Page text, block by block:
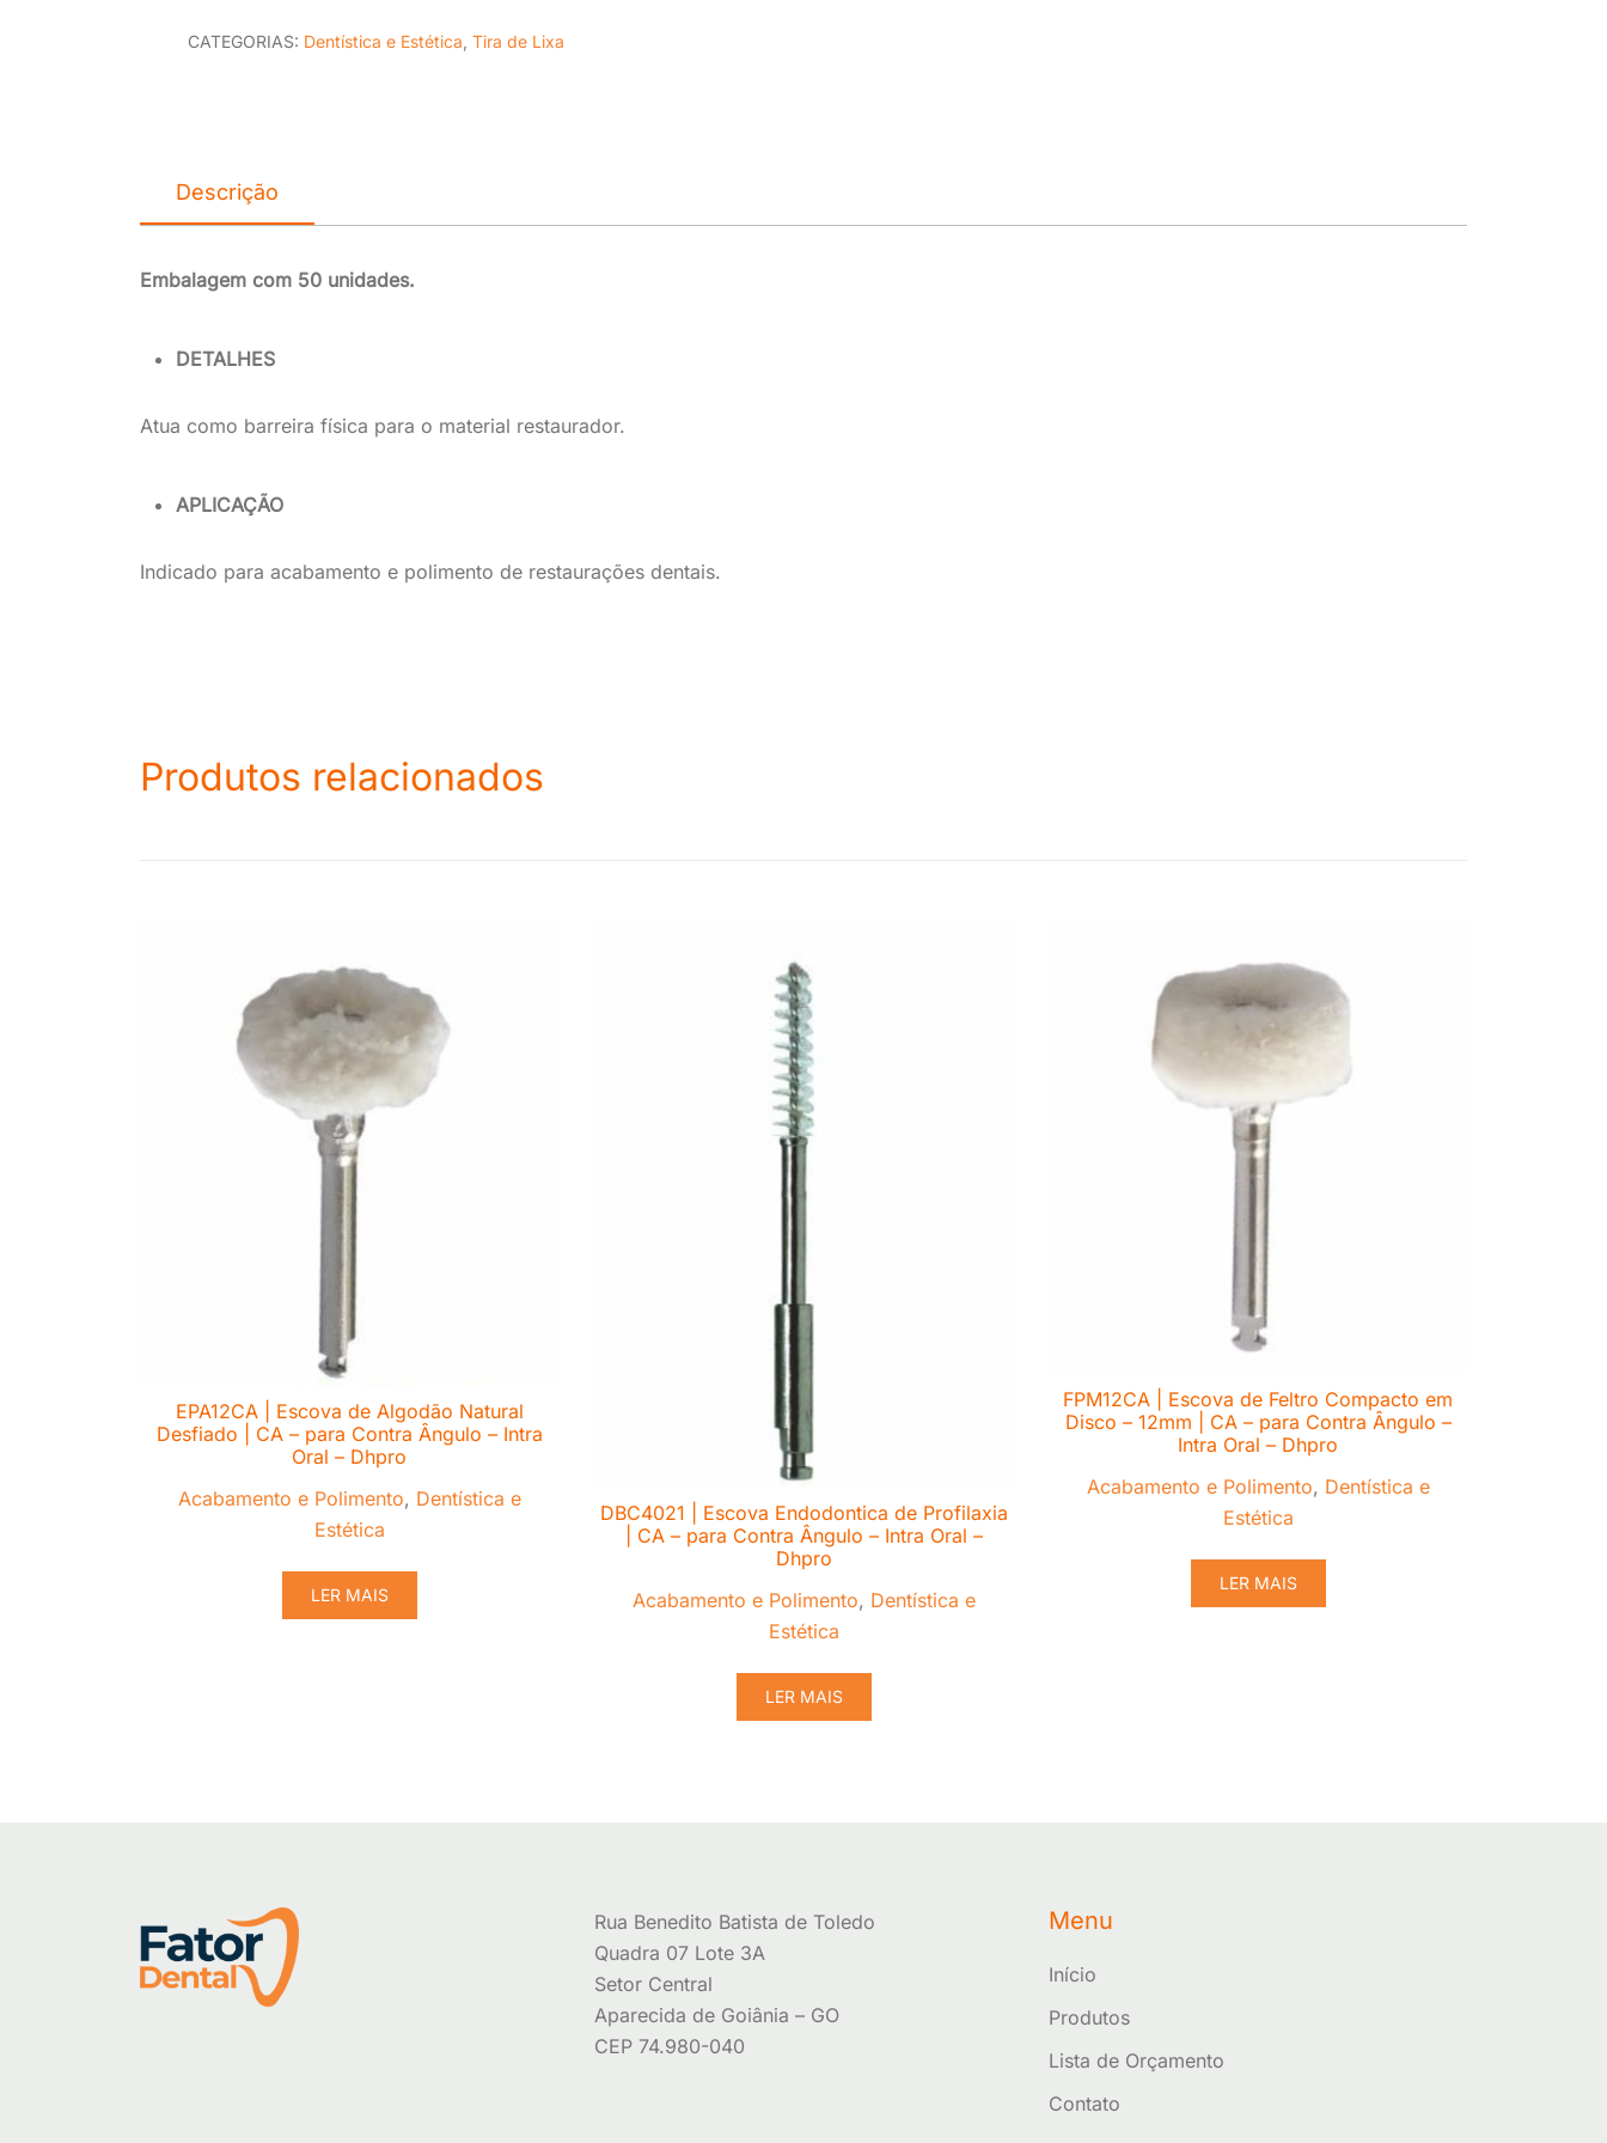
CATEGORIAS: Dentística e Estética Tira de Lixa
Descrição
Embalagem com 50 unidades.
DETALHES
Atua como barreira física para o material restaurador.
APLICAÇÃO
Indicado para acabamento e polimento de restaurações dentais.
Produtos relacionados
EPA12CA | Escova de Algodão Natural
Desfiado | CA – para Contra Ângulo – Intra
Oral – Dhpro
Acabamento e Polimento, Dentística e
Estética
LER MAIS
DBC4021 | Escova Endodontica de Profilaxia
| CA – para Contra Ângulo – Intra Oral –
Dhpro
Acabamento e Polimento, Dentística e
Estética
LER MAIS
FPM12CA | Escova de Feltro Compacto em
Disco – 12mm | CA – para Contra Ângulo –
Intra Oral – Dhpro
Acabamento e Polimento, Dentística e
Estética
LER MAIS
Rua Benedito Batista de Toledo
Quadra 07 Lote 3A
Setor Central
Aparecida de Goiânia – GO
CEP 74.980-040
Menu
Início
Produtos
Lista de Orçamento
Contato